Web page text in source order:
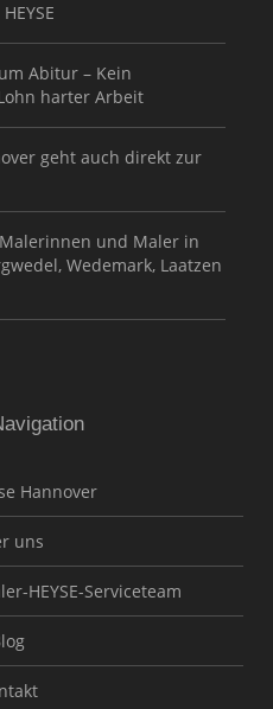
Abitur – Kein
harter Arbeit
geht auch direkt zur
und Maler in
Wedemark, Laatzen
Hannover
uns
HEYSE-Serviceteam